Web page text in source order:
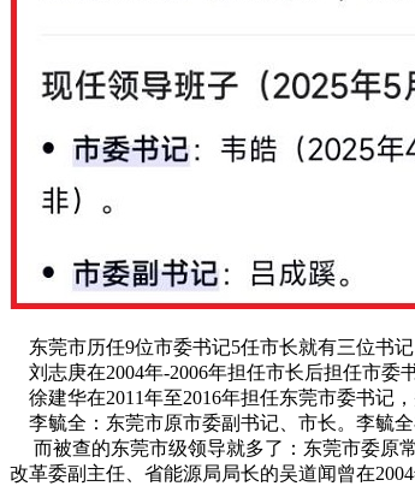
东莞市历任9位市委书记5任市长就有三位书
刘志庚在2004年-2006年担任市长后担任市委
徐建华在2011年至2016年担任东莞市委书记
李毓全：东莞市原市委副书记、市长。李毓全
而被查的东莞市级领导就多了：东莞市委原
改革委副主任、省能源局局长的吴道闻曾在